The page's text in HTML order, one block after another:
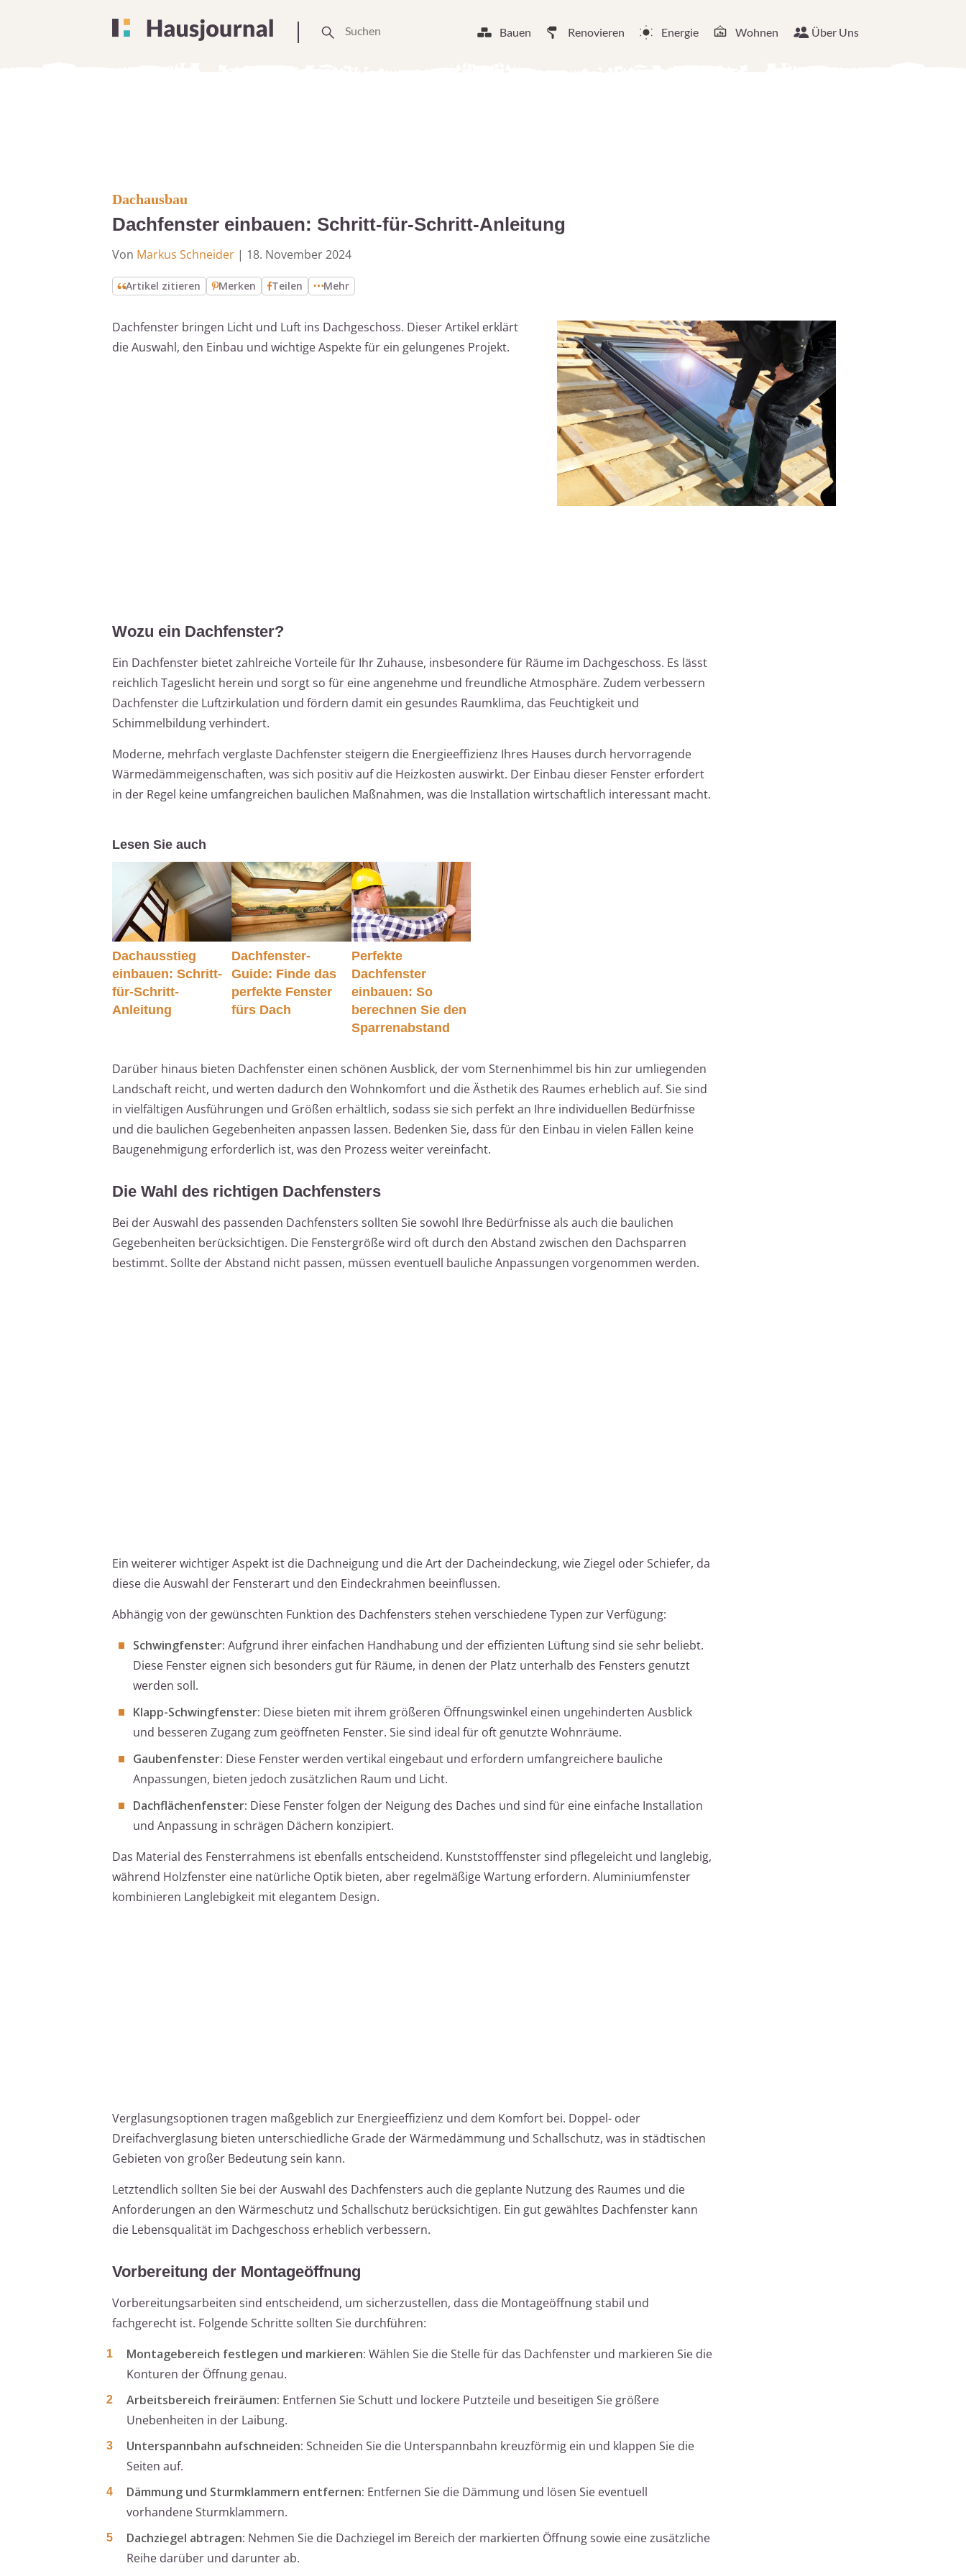
Bauen Renovieren Energie Wohnen Über Uns
Dachausbau
Dachfenster einbauen: Schritt-für-Schritt-Anleitung
Von Markus Schneider | 18. November 2024
Artikel zitieren Merken Teilen Mehr
Dachfenster bringen Licht und Luft ins Dachgeschoss. Dieser Artikel erklärt
die Auswahl, den Einbau und wichtige Aspekte für ein gelungenes Projekt.
Wozu ein Dachfenster?
Ein Dachfenster bietet zahlreiche Vorteile für Ihr Zuhause, insbesondere für Räume im Dachgeschoss. Es lässt
reichlich Tageslicht herein und sorgt so für eine angenehme und freundliche Atmosphäre. Zudem verbessern
Dachfenster die Luftzirkulation und fördern damit ein gesundes Raumklima, das Feuchtigkeit und
Schimmelbildung verhindert.
Moderne, mehrfach verglaste Dachfenster steigern die Energieeffizienz Ihres Hauses durch hervorragende
Wärmedämmeigenschaften, was sich positiv auf die Heizkosten auswirkt. Der Einbau dieser Fenster erfordert
in der Regel keine umfangreichen baulichen Maßnahmen, was die Installation wirtschaftlich interessant macht.
Lesen Sie auch
Dachausstieg
einbauen: Schritt-
für-Schritt-
Anleitung
Dachfenster-
Guide: Finde das
perfekte Fenster
fürs Dach
Perfekte
Dachfenster
einbauen: So
berechnen Sie den
Sparrenabstand
Darüber hinaus bieten Dachfenster einen schönen Ausblick, der vom Sternenhimmel bis hin zur umliegenden
Landschaft reicht, und werten dadurch den Wohnkomfort und die Ästhetik des Raumes erheblich auf. Sie sind
in vielfältigen Ausführungen und Größen erhältlich, sodass sie sich perfekt an Ihre individuellen Bedürfnisse
und die baulichen Gegebenheiten anpassen lassen. Bedenken Sie, dass für den Einbau in vielen Fällen keine
Baugenehmigung erforderlich ist, was den Prozess weiter vereinfacht.
Die Wahl des richtigen Dachfensters
Bei der Auswahl des passenden Dachfensters sollten Sie sowohl Ihre Bedürfnisse als auch die baulichen
Gegebenheiten berücksichtigen. Die Fenstergröße wird oft durch den Abstand zwischen den Dachsparren
bestimmt. Sollte der Abstand nicht passen, müssen eventuell bauliche Anpassungen vorgenommen werden.
Ein weiterer wichtiger Aspekt ist die Dachneigung und die Art der Dacheindeckung, wie Ziegel oder Schiefer, da
diese die Auswahl der Fensterart und den Eindeckrahmen beeinflussen.
Abhängig von der gewünschten Funktion des Dachfensters stehen verschiedene Typen zur Verfügung:
Schwingfenster: Aufgrund ihrer einfachen Handhabung und der effizienten Lüftung sind sie sehr beliebt.
Diese Fenster eignen sich besonders gut für Räume, in denen der Platz unterhalb des Fensters genutzt
werden soll.
Klapp-Schwingfenster: Diese bieten mit ihrem größeren Öffnungswinkel einen ungehinderten Ausblick
und besseren Zugang zum geöffneten Fenster. Sie sind ideal für oft genutzte Wohnräume.
Gaubenfenster: Diese Fenster werden vertikal eingebaut und erfordern umfangreichere bauliche
Anpassungen, bieten jedoch zusätzlichen Raum und Licht.
Dachflächenfenster: Diese Fenster folgen der Neigung des Daches und sind für eine einfache Installation
und Anpassung in schrägen Dächern konzipiert.
Das Material des Fensterrahmens ist ebenfalls entscheidend. Kunststofffenster sind pflegeleicht und langlebig,
während Holzfenster eine natürliche Optik bieten, aber regelmäßige Wartung erfordern. Aluminiumfenster
kombinieren Langlebigkeit mit elegantem Design.
Verglasungsoptionen tragen maßgeblich zur Energieeffizienz und dem Komfort bei. Doppel- oder
Dreifachverglasung bieten unterschiedliche Grade der Wärmedämmung und Schallschutz, was in städtischen
Gebieten von großer Bedeutung sein kann.
Letztendlich sollten Sie bei der Auswahl des Dachfensters auch die geplante Nutzung des Raumes und die
Anforderungen an den Wärmeschutz und Schallschutz berücksichtigen. Ein gut gewähltes Dachfenster kann
die Lebensqualität im Dachgeschoss erheblich verbessern.
Vorbereitung der Montageöffnung
Vorbereitungsarbeiten sind entscheidend, um sicherzustellen, dass die Montageöffnung stabil und
fachgerecht ist. Folgende Schritte sollten Sie durchführen:
Montagebereich festlegen und markieren: Wählen Sie die Stelle für das Dachfenster und markieren Sie die
Konturen der Öffnung genau.
Arbeitsbereich freiräumen: Entfernen Sie Schutt und lockere Putzteile und beseitigen Sie größere
Unebenheiten in der Laibung.
Unterspannbahn aufschneiden: Schneiden Sie die Unterspannbahn kreuzförmig ein und klappen Sie die
Seiten auf.
Dämmung und Sturmklammern entfernen: Entfernen Sie die Dämmung und lösen Sie eventuell
vorhandene Sturmklammern.
Dachziegel abtragen: Nehmen Sie die Dachziegel im Bereich der markierten Öffnung sowie eine zusätzliche
Reihe darüber und darunter ab.